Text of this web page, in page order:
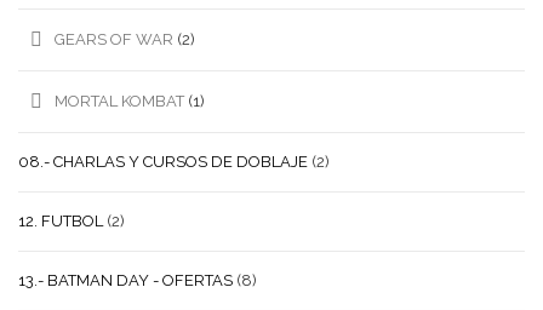
GEARS OF WAR (2)
MORTAL KOMBAT (1)
08.- CHARLAS Y CURSOS DE DOBLAJE (2)
12. FUTBOL (2)
13.- BATMAN DAY - OFERTAS (8)